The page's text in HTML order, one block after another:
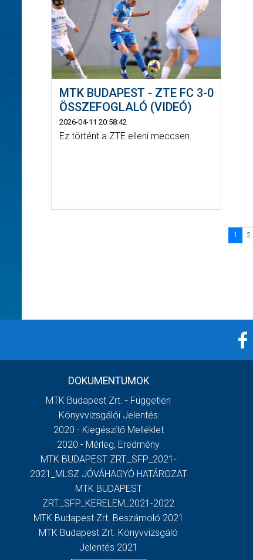
MTK BUDAPEST - ZTE FC 3-0
ÖSSZEFOGLALÓ (VIDEÓ)
2026-04-11 20:58:42
Ez történt a ZTE elleni meccsen.
1 2
DOKUMENTUMOK
MTK Budapest Zrt. - Független
Könyvvizsgálói Jelentés
2020 - Kiegészítő Melléklet
2020 - Mérleg, Eredmény
MTK BUDAPEST ZRT._SFP_2021-
2021_MLSZ JÓVÁHAGYÓ HATÁROZAT
MTK BUDAPEST
ZRT._SFP_KERELEM_2021-2022
MTK Budapest Zrt. Beszámoló 2021
MTK Budapest Zrt. Könyvvizsgáló
Jelentés 2021